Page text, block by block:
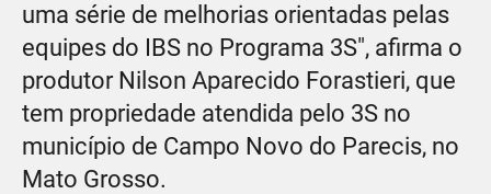
uma série de melhorias orientadas pelas
equipes do IBS no Programa 3S", afirma o
produtor Nilson Aparecido Forastieri, que
tem propriedade atendida pelo 3S no
município de Campo Novo do Parecis, no
Mato Grosso.